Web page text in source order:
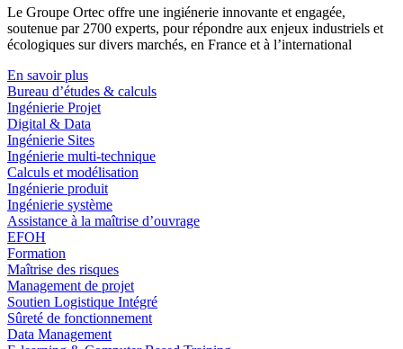
Le Groupe Ortec offre une ingiénerie innovante et engagée,
soutenue par 2700 experts, pour répondre aux enjeux industriels et
écologiques sur divers marchés, en France et à l’international
En savoir plus
Bureau d’études & calculs
Ingénierie Projet
Digital & Data
Ingénierie Sites
Ingénierie multi-technique
Calculs et modélisation
Ingénierie produit
Ingénierie système
Assistance à la maîtrise d’ouvrage
EFOH
Formation
Maîtrise des risques
Management de projet
Soutien Logistique Intégré
Sûreté de fonctionnement
Data Management